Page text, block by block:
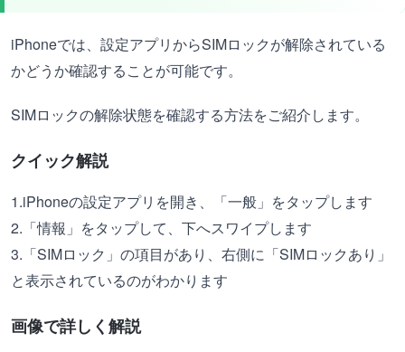
iPhoneでは、設定アプリからSIMロックが解除されている
かどうか確認することが可能です。
SIMロックの解除状態を確認する方法をご紹介します。
クイック解説
1.iPhoneの設定アプリを開き、「一般」をタップします
2.「情報」をタップして、下へスワイプします
3.「SIMロック」の項目があり、右側に「SIMロックあり」
と表示されているのがわかります
画像で詳しく解説